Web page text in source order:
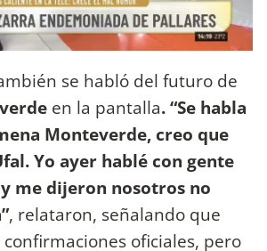
se habló del futuro de
en la pantalla. “Se habla
Monteverde, creo que
Yo ayer hablé con gente
me dijeron nosotros no
, relataron, señalando que
oficiales, pero